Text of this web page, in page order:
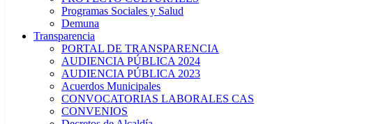
Programas Sociales y Salud
Demuna
Transparencia
PORTAL DE TRANSPARENCIA
AUDIENCIA PÚBLICA 2024
AUDIENCIA PÚBLICA 2023
Acuerdos Municipales
CONVOCATORIAS LABORALES CAS
CONVENIOS